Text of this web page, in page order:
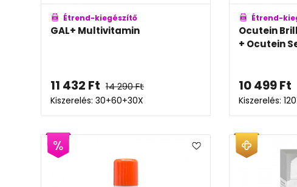
Étrend-kiegészítő
GAL+ Multivitamin
11 432 Ft 14 290Ft
Kiszerelés: 30+60+30X
Étrend-
Ocutein
+ Ocutein
10 499Ft
Kiszerelés: